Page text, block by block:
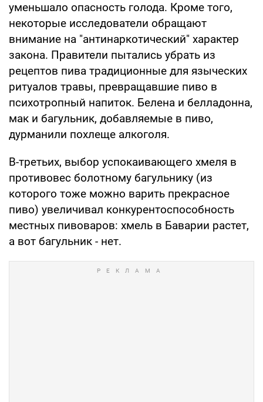
уменьшало опасность голода. Кроме того,
некоторые исследователи обращают
внимание на "антинаркотический" характер
закона. Правители пытались убрать из
рецептов пива традиционные для языческих
ритуалов травы, превращавшие пиво в
психотропный напиток. Белена и белладонна,
мак и багульник, добавляемые в пиво,
дурманили похлеще алкоголя.
В-третьих, выбор успокаивающего хмеля в
противовес болотному багульнику (из
которого тоже можно варить прекрасное
пиво) увеличивал конкурентоспособность
местных пивоваров: хмель в Баварии растет,
а вот багульник - нет.